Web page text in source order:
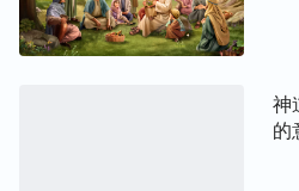
像伟人一样，长相雄伟、高
有权柄、有能力，还有神迹
性，那肯定不是道成肉身。
肉身来作工说话时，无论他
神
的